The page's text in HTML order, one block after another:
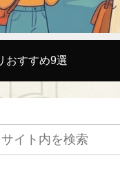
おすすめ9選